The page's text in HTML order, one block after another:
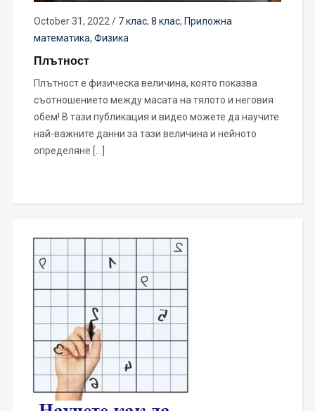
October 31, 2022/ 7 клас, 8 клас, Приложна
математика, Физика
Плътност
Плътност е физическа величина, която показва
съотношението между масата на тялото и неговия
обем! В тази публикация и видео можете да научите
най-важните данни за тази величина и нейното
определяне […]